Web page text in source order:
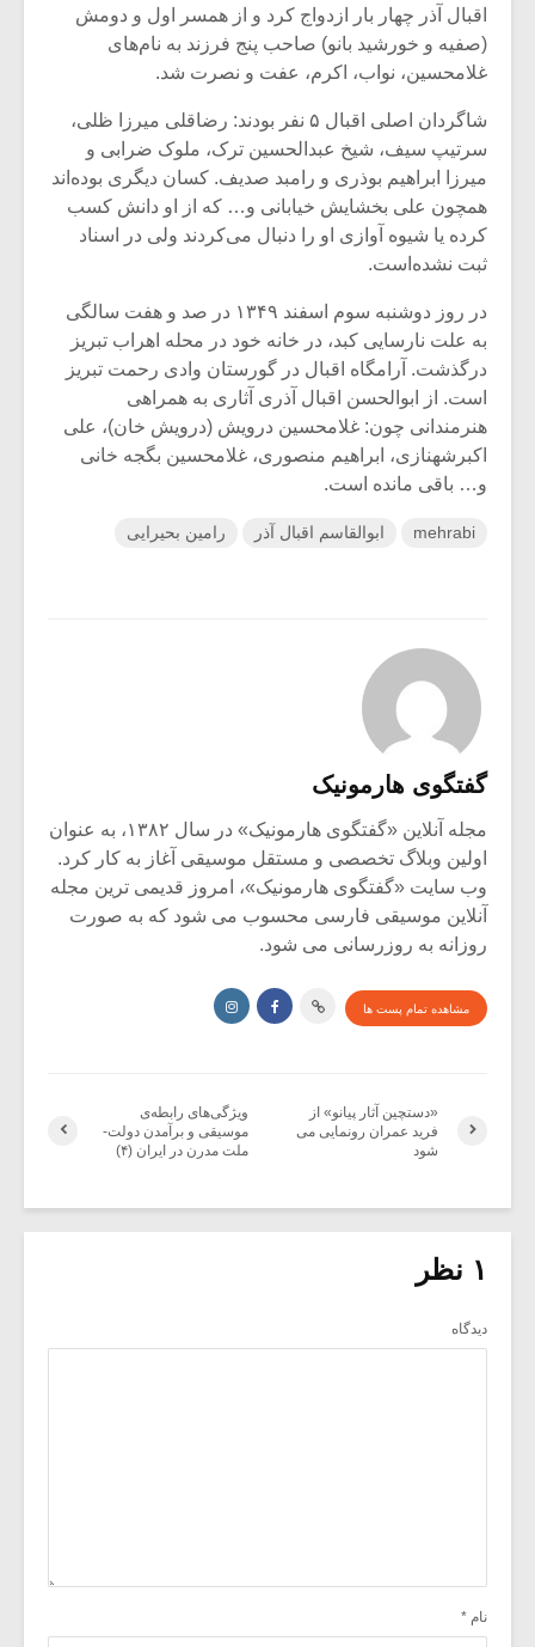
اقبال آذر چهار بار ازدواج کرد و از همسر اول و دومش
(صفیه و خورشید بانو) صاحب پنج فرزند به نام‌های
غلامحسین، نواب، اکرم، عفت و نصرت شد.
شاگردان اصلی اقبال ۵ نفر بودند: رضاقلی میرزا ظلی،
سرتیپ سیف، شیخ عبدالحسین ترک، ملوک ضرابی و
میرزا ابراهیم بوذری و رامبد صدیف. کسان دیگری بوده‌اند
همچون علی بخشایش خیابانی و… که از او دانش کسب
کرده یا شیوه آوازی او را دنبال می‌کردند ولی در اسناد
ثبت نشده‌است.
در روز دوشنبه سوم اسفند ۱۳۴۹ در صد و هفت سالگی
به علت نارسایی کبد، در خانه خود در محله اهراب تبریز
درگذشت. آرامگاه اقبال در گورستان وادی رحمت تبریز
است. از ابوالحسن اقبال آذری آثاری به همراهی
هنرمندانی چون: غلامحسین درویش (درویش خان)، علی
اکبرشهنازی، ابراهیم منصوری، غلامحسین بگجه خانی
و… باقی مانده است.
mehrabi ابوالقاسم اقبال آذر رامین بحیرایی
گفتگوی هارمونیک
مجله آنلاین «گفتگوی هارمونیک» در سال ۱۳۸۲، به عنوان
اولین وبلاگ تخصصی و مستقل موسیقی آغاز به کار کرد.
وب سایت «گفتگوی هارمونیک»، امروز قدیمی ترین مجله
آنلاین موسیقی فارسی محسوب می شود که به صورت
روزانه به روزرسانی می شود.
مشاهده تمام پست ها
ویژگی‌های رابطه‌ی
موسیقی و برآمدن دولت-
ملت مدرن در ایران (۴)
«دستچین آثار پیانو» از
فرید عمران رونمایی می
شود
۱ نظر
دیدگاه
نام *